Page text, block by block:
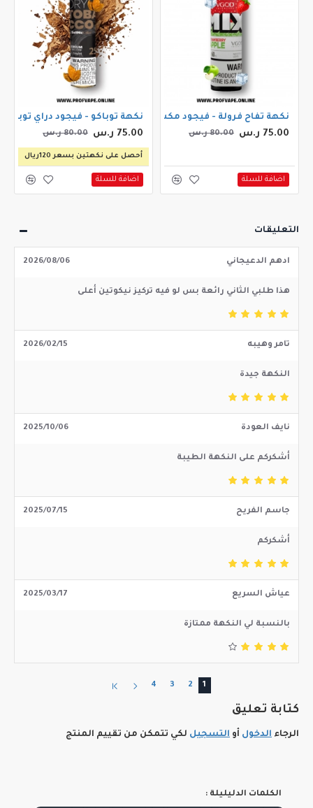
بطيخ ايس 30مل
نكهة تفاح فرولة - فيجود مكس ستروبيري ابل ايس 60مل
75.00 ر.س 80.00 ر.س
اضافة للسلة
نكهة توباكو - فيجود دراي توباكو 30مل
75.00 ر.س 80.00 ر.س
أحصل على نكهتين بسعر 120ريال
اضافة للسلة
التعليقات
ادهم الدعيجاني 2026/08/06
هذا طلبي الثاني رائعة بس لو فيه تركيز نيكوتين أعلى
تامر وهيبه 2026/02/15
النكهة جيدة
نايف العودة 2025/10/06
أشكركم على النكهة الطيبة
جاسم الفريح 2025/07/15
أشكركم
عياش السريع 2025/03/17
بالنسبة لي النكهة ممتازة
1
2
3
4
كتابة تعليق
الرجاء الدخول أو التسجيل لكي تتمكن من تقييم المنتج
الكلمات الدليليلة :